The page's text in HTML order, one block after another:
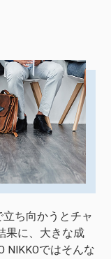
ち向かうとチャ
果に、大きな成
NIKKOではそんな